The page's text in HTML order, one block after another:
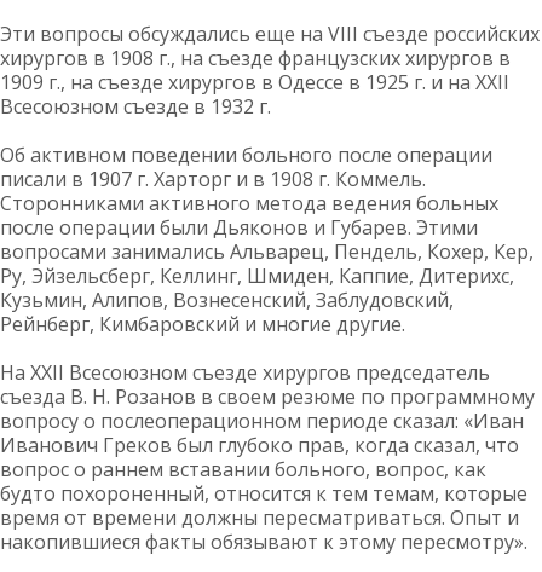
Эти вопросы обсуждались еще на VIII съезде российских
хирургов в 1908 г., на съезде французских хирургов в
1909 г., на съезде хирургов в Одессе в 1925 г. и на ХХІІ
Всесоюзном съезде в 1932 г.
Об активном поведении больного после операции
писали в 1907 г. Харторг и в 1908 г. Коммель.
Сторонниками активного метода ведения больных
после операции были Дьяконов и Губарев. Этими
вопросами занимались Альварец, Пендель, Кохер, Кер,
Ру, Эйзельсберг, Келлинг, Шмиден, Каппие, Дитерихс,
Кузьмин, Алипов, Вознесенский, Заблудовский,
Рейнберг, Кимбаровский и многие другие.
На ХХІІ Всесоюзном съезде хирургов председатель
съезда В. Н. Розанов в своем резюме по программному
вопросу о послеоперационном периоде сказал: «Иван
Иванович Греков был глубоко прав, когда сказал, что
вопрос о раннем вставании больного, вопрос, как
будто похороненный, относится к тем темам, которые
время от времени должны пересматриваться. Опыт и
накопившиеся факты обязывают к этому пересмотру».